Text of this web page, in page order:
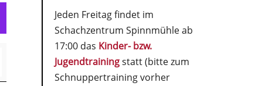
Jeden Freitag findet im
Schachzentrum Spinnmühle ab
17:00 das Kinder- bzw.
Jugendtrainingstatt (bitte zum
Schnuppertraining vorher